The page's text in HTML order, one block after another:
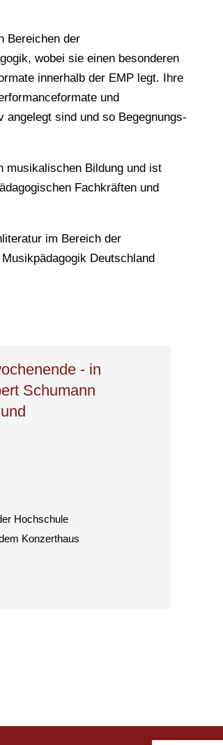
Bereichen der
wobei sie einen besonderen
innerhalb der EMP legt. Ihre
und
sind und so Begegnungs-
musikalischen Bildung und ist
Fachkräften und
im Bereich der
Deutschland
- in
Schumann
Hochschule
Konzerthaus